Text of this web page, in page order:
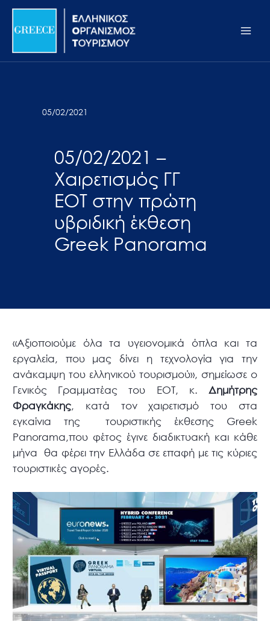
Σημείωση:
ιστότοπος
προσβασιμότητας.
Μετάβαση
περιεχόμενο
05/02/2021
05/02/2021 –
Χαιρετισμός ΓΓ
ΕΟΤ στην πρώτη
υβριδική έκθεση
Greek Panorama
«Αξιοποιούμε όλα τα υγειονομικά όπλα και τα
εργαλεία, που μας δίνει η τεχνολογία για την
ανάκαμψη του ελληνικού τουρισμού», σημείωσε ο
Γενικός Γραμματέας του ΕΟΤ, κ. Δημήτρης
Φραγκάκης, κατά τον χαιρετισμό του στα
εγκαίνια της τουριστικής έκθεσης Greek
Panorama,που φέτος έγινε διαδικτυακή και κάθε
μήνα θα φέρει την Ελλάδα σε επαφή με τις κύριες
τουριστικές αγορές.